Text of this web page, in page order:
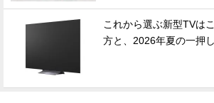
これから選ぶ新型TVは
方と、2026年夏の一押